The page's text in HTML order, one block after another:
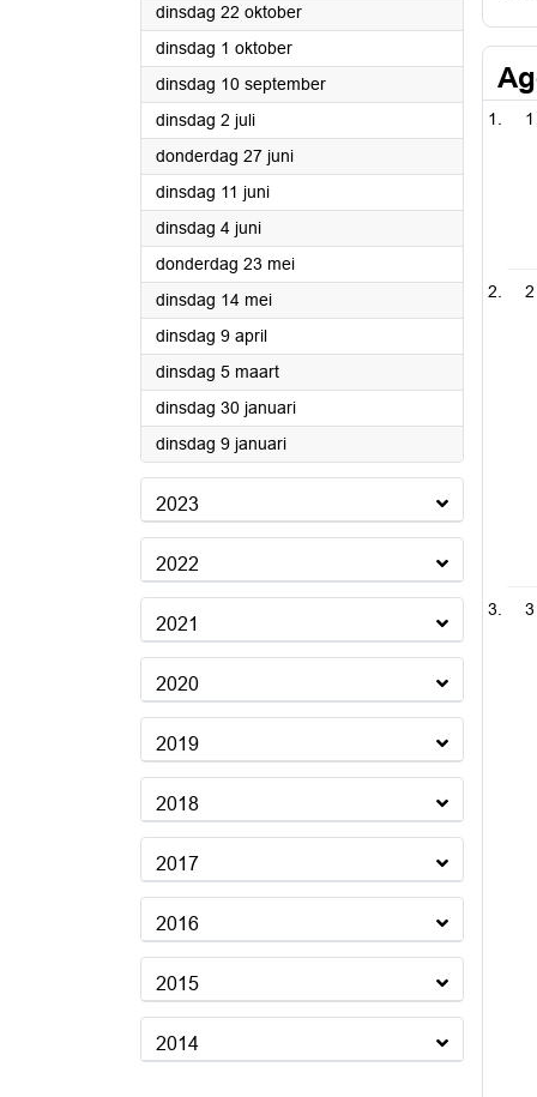
dinsdag 22 oktober2024
dinsdag 1 oktober2024
dinsdag 10 september2024
dinsdag 2 juli2024
donderdag 27 juni2024
dinsdag 11 juni2024
dinsdag 4 juni2024
donderdag 23 mei2024
dinsdag 14 mei2024
dinsdag 9 april2024
dinsdag 5 maart2024
dinsdag 30 januari2024
dinsdag 9 januari2024
2023
2022
2021
2020
2019
2018
2017
2016
2015
2014
1
2
3